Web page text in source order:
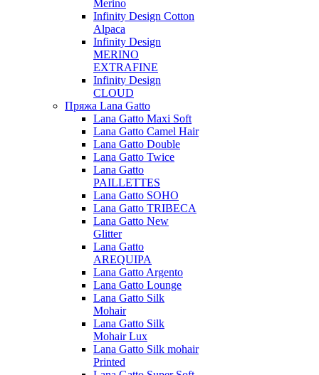
Merino
Infinity Design Cotton
Alpaca
Infinity Design
MERINO
EXTRAFINE
Infinity Design
CLOUD
Пряжа Lana Gatto
Lana Gatto Maxi Soft
Lana Gatto Camel Hair
Lana Gatto Double
Lana Gatto Twice
Lana Gatto
PAILLETTES
Lana Gatto SOHO
Lana Gatto TRIBECA
Lana Gatto New
Glitter
Lana Gatto
AREQUIPA
Lana Gatto Argento
Lana Gatto Lounge
Lana Gatto Silk
Mohair
Lana Gatto Silk
Mohair Lux
Lana Gatto Silk mohair
Printed